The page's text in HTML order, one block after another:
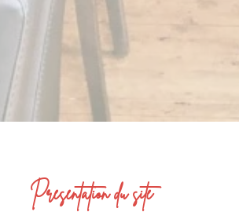
Présentation du site